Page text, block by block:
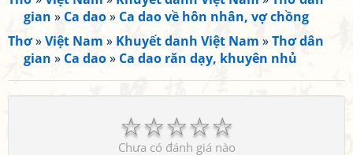
gian » Ca dao» Ca dao về hôn nhân, vợ chồng
Thơ»Việt Nam » Khuyết danh Việt Nam »Thơ dân
gian » Ca dao» Ca dao răn dạy, khuyên nhủ
☆
☆
☆
☆
☆
Chưa có đánh giá nào